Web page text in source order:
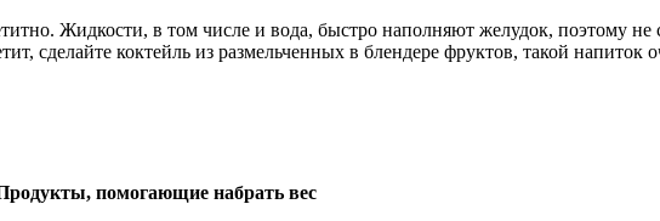
Жидкости, в том числе и вода, быстро наполняют желудок, поэтому не
сделайте коктейль из размельченных в блендере фруктов, такой напиток
помогающие набрать вес